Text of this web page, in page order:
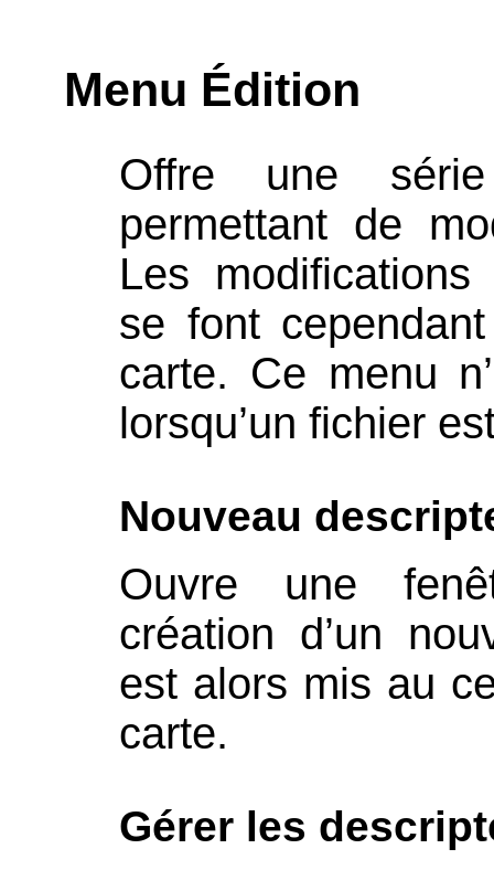
Menu Édition
Offre une
permettant de
Les
se font
carte. Ce menu
lorsqu’un fichier
Nouveau
Ouvre une
création d’un
est alors mis au
carte.
Gérer les